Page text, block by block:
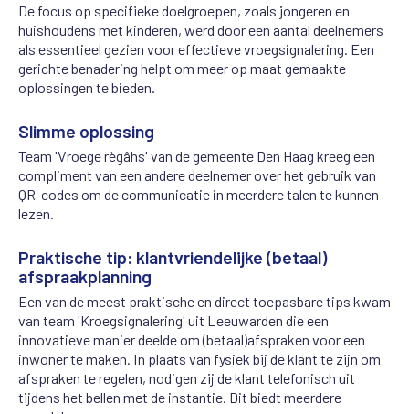
De focus op specifieke doelgroepen, zoals jongeren en
huishoudens met kinderen, werd door een aantal deelnemers
als essentieel gezien voor effectieve vroegsignalering. Een
gerichte benadering helpt om meer op maat gemaakte
oplossingen te bieden.
Slimme oplossing
Team 'Vroege règâhs' van de gemeente Den Haag kreeg een
compliment van een andere deelnemer over het gebruik van
QR-codes om de communicatie in meerdere talen te kunnen
lezen.
Praktische tip: klantvriendelijke (betaal)
afspraakplanning
Een van de meest praktische en direct toepasbare tips kwam
van team 'Kroegsignalering' uit Leeuwarden die een
innovatieve manier deelde om (betaal)afspraken voor een
inwoner te maken. In plaats van fysiek bij de klant te zijn om
afspraken te regelen, nodigen zij de klant telefonisch uit
tijdens het bellen met de instantie. Dit biedt meerdere